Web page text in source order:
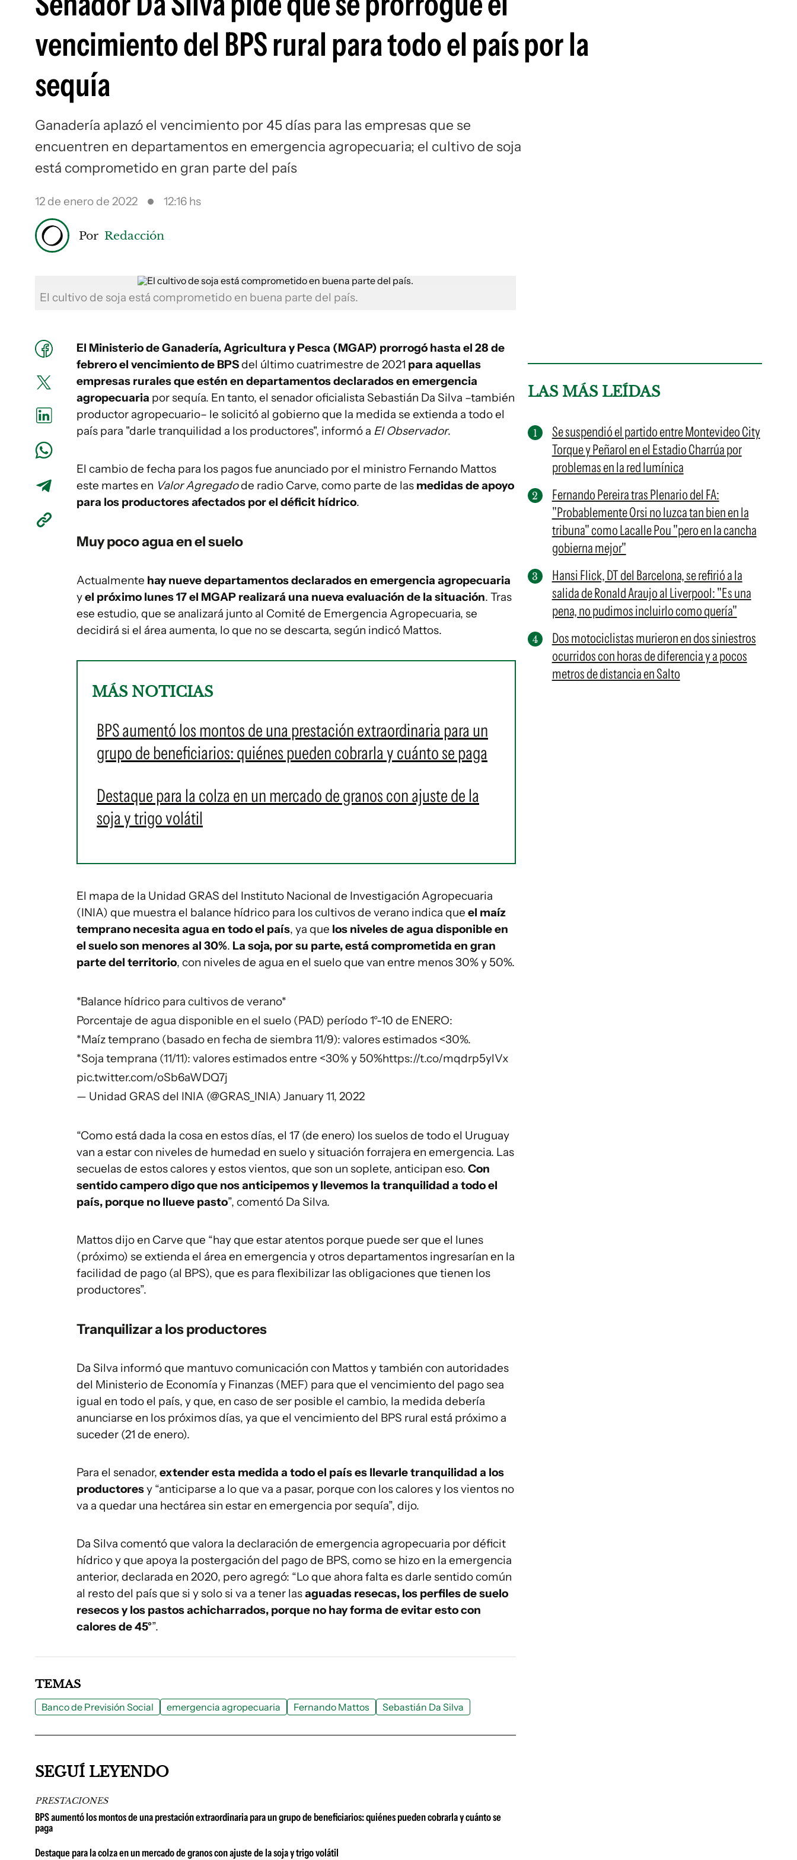
vencimiento del BPS rural para todo el país por la
sequía
Ganadería aplazó el vencimiento por 45 días para las empresas que se
encuentren en departamentos en emergencia agropecuaria; el cultivo de soja
está comprometido en gran parte del país
12 de enero de 2022 12:16 hs
Por Redacción
El cultivo de soja está comprometido en buena parte del país.
El Ministerio de Ganadería, Agricultura y Pesca (MGAP) prorrogó hasta el 28 de
febrero el vencimiento de BPSdel último cuatrimestre de 2021 para aquellas
empresas rurales que estén en departamentos declarados en emergencia
agropecuaria por sequía. En tanto, el senador oficialista Sebastián Da Silva –también
productor agropecuario– le solicitó al gobierno que la medida se extienda a todo el
país para "darle tranquilidad a los productores", informó a El Observador.
El cambio de fecha para los pagos fue anunciado por el ministro Fernando Mattos
este martes en Valor Agregadode radio Carve, como parte de las medidas de apoyo
para los productores afectados por el déficit hídrico.
Muy poco agua en el suelo
Actualmente hay nueve departamentos declarados en emergencia agropecuaria
yel próximo lunes 17 el MGAP realizará una nueva evaluación de la situación. Tras
ese estudio, que se analizará junto al Comité de Emergencia Agropecuaria, se
decidirá si el área aumenta, lo que no se descarta, según indicó Mattos.
MÁS NOTICIAS
BPS aumentó los montos de una prestación extraordinaria para un
grupo de beneficiarios: quiénes pueden cobrarla y cuánto se paga
Destaque para la colza en un mercado de granos con ajuste de la
soja y trigo volátil
El mapa de la Unidad GRAS del Instituto Nacional de Investigación Agropecuaria
(INIA) que muestra el balance hídrico para los cultivos de verano indica que el maíz
temprano necesita agua en todo el país, ya que los niveles de agua disponible en
el suelo son menores al 30%. La soja, por su parte, está comprometida en gran
parte del territorio, con niveles de agua en el suelo que van entre menos 30% y 50%.
*Balance hídrico para cultivos de verano*
Porcentaje de agua disponible en el suelo (PAD) período 1°-10 de ENERO:
*Maíz temprano (basado en fecha de siembra 11/9): valores estimados <30%.
*Soja temprana (11/11): valores estimados entre <30% y 50%https://t.co/mqdrp5ylVx
pic.twitter.com/oSb6aWDQ7j
— Unidad GRAS del INIA (@GRAS_INIA) January 11, 2022
“Como está dada la cosa en estos días, el 17 (de enero) los suelos de todo el Uruguay
van a estar con niveles de humedad en suelo y situación forrajera en emergencia. Las
secuelas de estos calores y estos vientos, que son un soplete, anticipan eso. Con
sentido campero digo que nos anticipemos y llevemos la tranquilidad a todo el
país, porque no llueve pasto”, comentó Da Silva.
Mattos dijo en Carve que “hay que estar atentos porque puede ser que el lunes
(próximo) se extienda el área en emergencia y otros departamentos ingresarían en la
facilidad de pago (al BPS), que es para flexibilizar las obligaciones que tienen los
productores”.
Tranquilizar a los productores
Da Silva informóque mantuvo comunicación con Mattos y también con autoridades
del Ministerio de Economía y Finanzas (MEF) para que el vencimiento del pago sea
igual en todo el país, y que, en caso de ser posible el cambio, la medida debería
anunciarse en los próximos días, ya que el vencimiento del BPS rural está próximo a
suceder (21 de enero).
Para el senador, extender esta medida a todo el país es llevarle tranquilidad a los
productoresy “anticiparse a lo que va a pasar, porque con los calores y los vientos no
va a quedar una hectárea sin estar en emergencia por sequía”, dijo.
Da Silva comentó que valora la declaración de emergencia agropecuaria por déficit
hídrico y que apoya la postergación del pago de BPS, como se hizo en la emergencia
anterior, declarada en 2020, pero agregó: “Lo que ahora falta es darle sentido común
al resto del país que si y solo si va a tener lasaguadas resecas, los perfiles de suelo
resecos y los pastos achicharrados, porque no hay forma de evitar esto con
calores de 45°”.
LAS MÁS LEÍDAS
Se suspendió el partido entre Montevideo City
Torque y Peñarol en el Estadio Charrúa por
problemas en la red lumínica
Fernando Pereira tras Plenario del FA:
"Probablemente Orsi no luzca tan bien en la
tribuna" como Lacalle Pou "pero en la cancha
gobierna mejor"
Hansi Flick, DT del Barcelona, se refirió a la
salida de Ronald Araujo al Liverpool: "Es una
pena, no pudimos incluirlo como quería"
Dos motociclistas murieron en dos siniestros
ocurridos con horas de diferencia y a pocos
metros de distancia en Salto
TEMAS
Banco de Previsión Social emergencia agropecuaria Fernando Mattos Sebastián Da Silva
SEGUÍ LEYENDO
PRESTACIONES
BPS aumentó los montos de una prestación extraordinaria para un grupo de beneficiarios: quiénes pueden cobrarla y cuánto se
paga
Destaque para la colza en un mercado de granos con ajuste de la soja y trigo volátil